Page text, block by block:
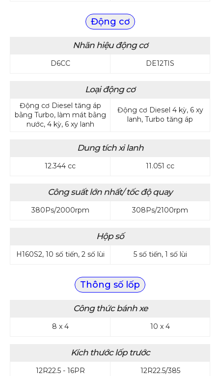
Động cơ
Nhãn hiệu động cơ
D6CC DE12TIS
Loại động cơ
Động cơ Diesel tăng áp
bằng Turbo, làm mát bằng
nước, 4 kỳ, 6 xy lanh
Động cơ Diesel 4 kỳ, 6 xy
lanh, Turbo tăng áp
Dung tích xi lanh
12.344 cc 11.051 cc
Công suất lớn nhất/ tốc độ quay
380Ps/2000rpm 308Ps/2100rpm
Hộp số
H160S2, 10 số tiến, 2 số lùi 5 số tiến, 1 số lùi
Thông số lốp
Công thức bánh xe
8 x 4 10 x 4
Kích thước lốp trước
12R22.5 - 16PR 12R22.5/385